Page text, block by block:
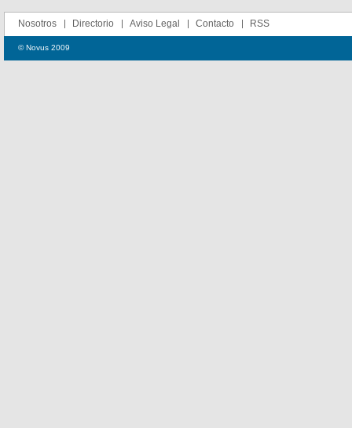
Nosotros Directorio Aviso Legal Contacto RSS
© Novus 2009